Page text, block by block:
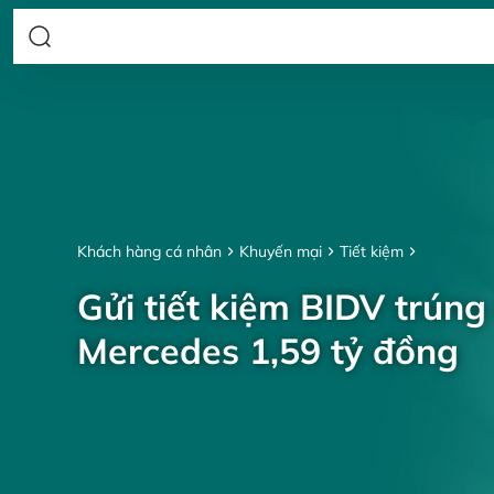
Khách hàng cá nhân Khuyến mại Tiết kiệm
Gửi tiết kiệm BIDV
Mercedes 1,59 tỷ đồng